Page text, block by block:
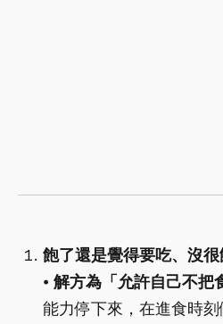
飽了還是覺得要吃、沒
⦁ 解方為「允許自己不把
能力停下來，在進食時